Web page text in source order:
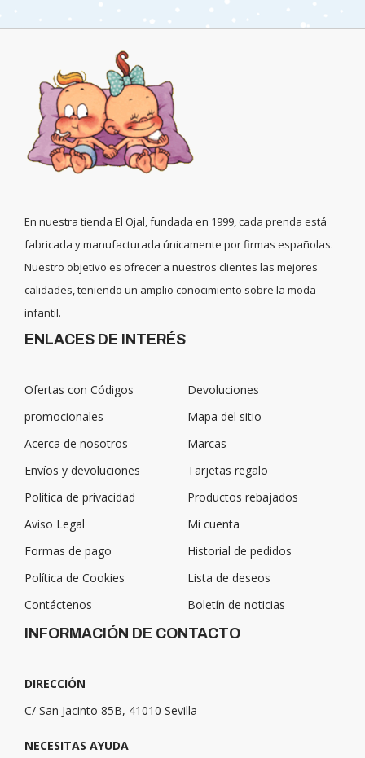
En nuestra tienda El Ojal, fundada en 1999, cada prenda está
fabricada y manufacturada únicamente por firmas españolas.
Nuestro objetivo es ofrecer a nuestros clientes las mejores
calidades, teniendo un amplio conocimiento sobre la moda
infantil.
ENLACES DE INTERÉS
Ofertas con Códigos
promocionales
Acerca de nosotros
Envíos y devoluciones
Política de privacidad
Aviso Legal
Formas de pago
Política de Cookies
Contáctenos
Devoluciones
Mapa del sitio
Marcas
Tarjetas regalo
Productos rebajados
Mi cuenta
Historial de pedidos
Lista de deseos
Boletín de noticias
INFORMACIÓN DE CONTACTO
DIRECCIÓN
C/ San Jacinto 85B, 41010 Sevilla
NECESITAS AYUDA